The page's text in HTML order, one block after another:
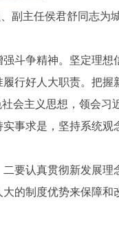
副主任侯君舒同志为
斗争精神。坚定理想
行好人大职责。把握
会主义思想，领会习
事求是，坚持系统观
要认真贯彻新发展理
的制度优势来保障和